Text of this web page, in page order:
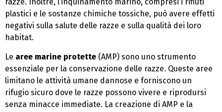
razze. Inoltre, l’inquinamento marino, compresi i rifiuti
plastici e le sostanze chimiche tossiche, può avere effetti
negativi sulla salute delle razze e sulla qualità dei loro
habitat.
Le aree marine protette (AMP) sono uno strumento
essenziale per la conservazione delle razze. Queste aree
limitano le attività umane dannose e forniscono un
rifugio sicuro dove le razze possono vivere e riprodursi
senza minacce immediate. La creazione di AMP e la